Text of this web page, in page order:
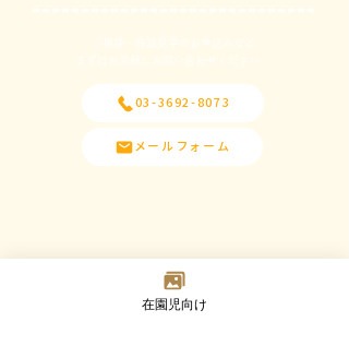
03-3692-8073
メールフォーム
在園児向け